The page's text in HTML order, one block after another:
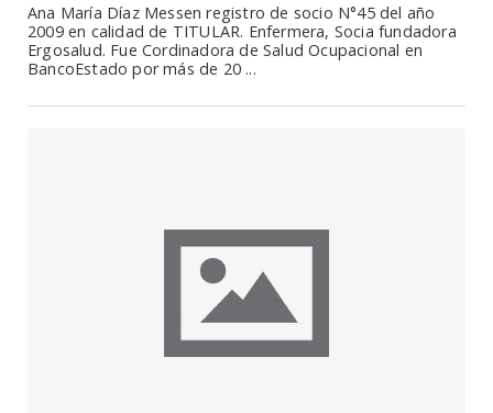
Ana María Díaz Messen registro de socio N°45 del año
2009 en calidad de TITULAR. Enfermera, Socia fundadora
Ergosalud. Fue Cordinadora de Salud Ocupacional en
BancoEstado por más de 20 ...